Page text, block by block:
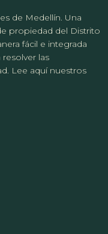
de Medellín. Una
propiedad del Distrito
fácil e integrada
las
Lee aquí nuestros